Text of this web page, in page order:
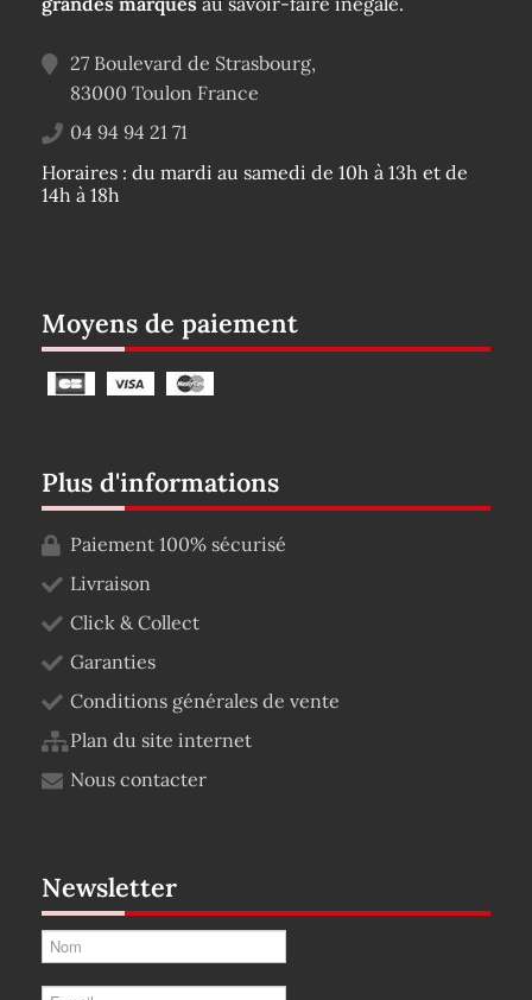
27 Boulevard de Strasbourg,
83000 Toulon France
04 94 94 21 71
Horaires : du mardi au samedi de 10h à 13h et de
14h à 18h
Moyens de paiement
Plus d'informations
Paiement 100% sécurisé
Livraison
Click & Collect
Garanties
Conditions générales de vente
Plan du site internet
Nous contacter
Newsletter